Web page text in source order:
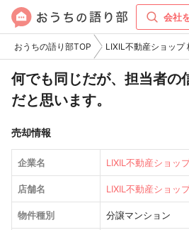
会社
おうちの語り部TOP LIXIL不動産ショップ
何でも同じだが、担当者の
だと思います。
売却情報
企業名 LIXIL不動産ショッ
店舗名 LIXIL不動産ショッ
物件種別 分譲マンション